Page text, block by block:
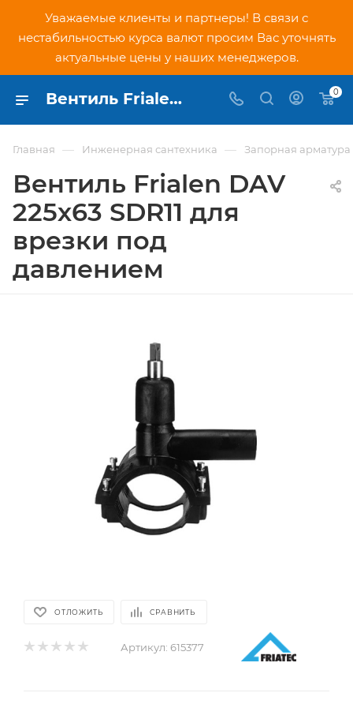
Уважаемые клиенты и партнеры! В связи с
нестабильностью курса валют просим Вас уточнять
актуальные цены у наших менеджеров.
Вентиль Frialen DAV 225х63 SDR11 для врезки под давлением - купить по низкой цене в Москве, интернет-магазин PNDtech.ru 0
Главная — Инженерная сантехника — Запорная арматура
Вентиль Frialen DAV
225х63 SDR11 для
врезки под
давлением
ОТЛОЖИТЬ СРАВНИТЬ
Артикул: 615377